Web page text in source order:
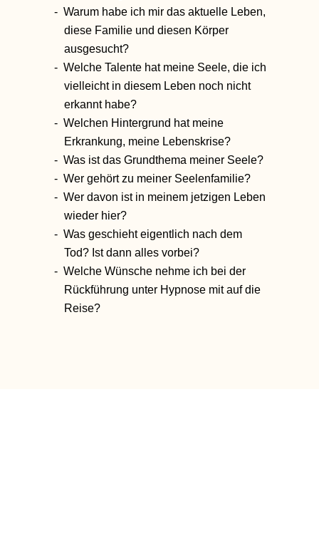
Warum habe ich mir das aktuelle Leben,
diese Familie und diesen Körper
ausgesucht?
Welche Talente hat meine Seele, die ich
vielleicht in diesem Leben noch nicht
erkannt habe?
Welchen Hintergrund hat meine
Erkrankung, meine Lebenskrise?
Was ist das Grundthema meiner Seele?
Wer gehört zu meiner Seelenfamilie?
Wer davon ist in meinem jetzigen Leben
wieder hier?
Was geschieht eigentlich nach dem
Tod? Ist dann alles vorbei?
Welche Wünsche nehme ich bei der
Rückführung unter Hypnose mit auf die
Reise?